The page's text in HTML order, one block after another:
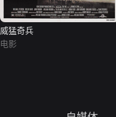
威猛奇兵
电影